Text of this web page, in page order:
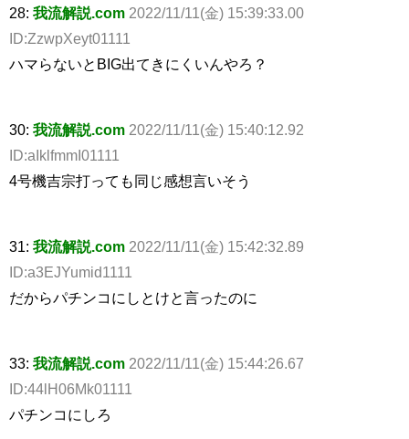
28: 我流解説.com 2022/11/11(金) 15:39:33.00
ID:ZzwpXeyt01111
ハマらないとBIG出てきにくいんやろ？
30: 我流解説.com 2022/11/11(金) 15:40:12.92
ID:aIklfmmI01111
4号機吉宗打っても同じ感想言いそう
31: 我流解説.com 2022/11/11(金) 15:42:32.89
ID:a3EJYumid1111
だからパチンコにしとけと言ったのに
33: 我流解説.com 2022/11/11(金) 15:44:26.67
ID:44lH06Mk01111
パチンコにしろ